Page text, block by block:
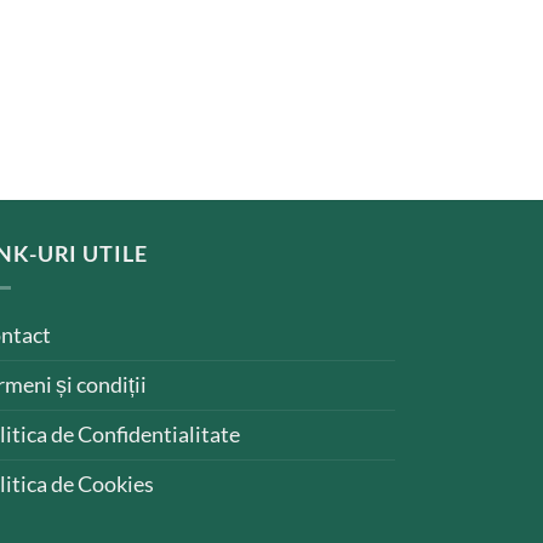
URI UTILE
și condiții
de Confidentialitate
de Cookies